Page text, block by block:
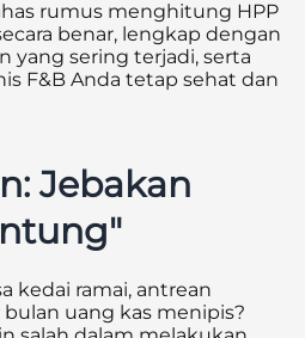
rumus menghitung HPP
benar, lengkap dengan
yang sering terjadi, serta
F&B Anda tetap sehat dan
Jebakan
kedai ramai, antrean
uang kas menipis?